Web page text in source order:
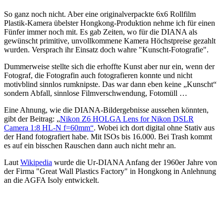
So ganz noch nicht. Aber eine originalverpackte 6x6 Rollfilm
Plastik-Kamera übelster Hongkong-Produktion nehme ich für einen
Fünfer immer noch mit. Es gab Zeiten, wo für die DIANA als
gewünscht primitive, unvollkommene Kamera Höchstpreise gezahlt
wurden. Versprach ihr Einsatz doch wahre "Kunscht-Fotografie".
Dummerweise stellte sich die erhoffte Kunst aber nur ein, wenn der
Fotograf, die Fotografin auch fotografieren konnte und nicht
motivblind sinnlos rumknipste. Das war dann eben keine „Kunscht“
sondern Abfall, sinnlose Filmverschwendung, Fotomüll …
Eine Ahnung, wie die DIANA-Bildergebnisse aussehen könnten,
gibt der Beitrag: „Nikon Z6 HOLGA Lens for Nikon DSLR
Camera 1:8 HL-N f=60mm“. Wobei ich dort digital ohne Stativ aus
der Hand fotografiert habe. Mit ISOs bis 16.000. Bei Trash kommt
es auf ein bisschen Rauschen dann auch nicht mehr an.
Laut Wikipedia wurde die Ur-DIANA Anfang der 1960er Jahre von
der Firma "Great Wall Plastics Factory" in Hongkong in Anlehnung
an die AGFA Isoly entwickelt.